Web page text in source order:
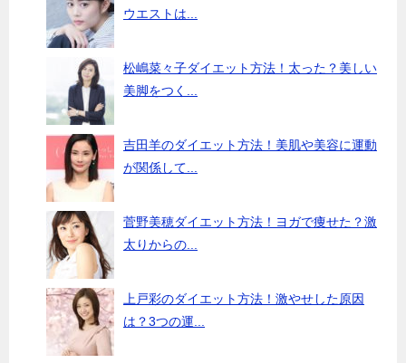
ウエストは...
松嶋菜々子ダイエット方法！太った？美しい
美脚をつく...
吉田羊のダイエット方法！美肌や美容に運動
が関係して...
菅野美穂ダイエット方法！ヨガで痩せた？激
太りからの...
上戸彩のダイエット方法！激やせした原因
は？3つの運...